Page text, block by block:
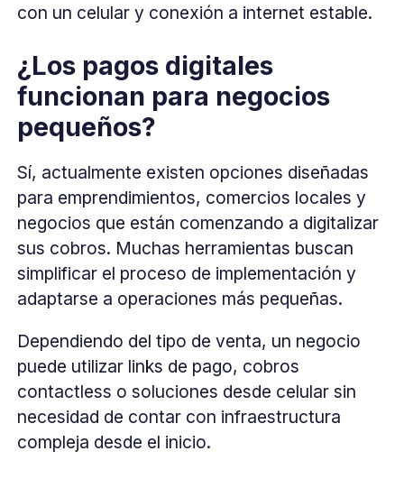
con un celular y conexión a internet estable.
¿Los pagos digitales
funcionan para negocios
pequeños?
Sí, actualmente existen opciones diseñadas
para emprendimientos, comercios locales y
negocios que están comenzando a digitalizar
sus cobros. Muchas herramientas buscan
simplificar el proceso de implementación y
adaptarse a operaciones más pequeñas.
Dependiendo del tipo de venta, un negocio
puede utilizar links de pago, cobros
contactless o soluciones desde celular sin
necesidad de contar con infraestructura
compleja desde el inicio.